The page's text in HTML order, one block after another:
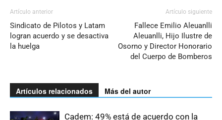
Artículo anterior
Sindicato de Pilotos y Latam
logran acuerdo y se desactiva
la huelga
Artículo siguiente
Fallece Emilio Aleuanlli
Aleuanlli, Hijo Ilustre de
Osorno y Director Honorario
del Cuerpo de Bomberos
Artículos relacionados Más del autor
Cadem: 49% está de acuerdo con la